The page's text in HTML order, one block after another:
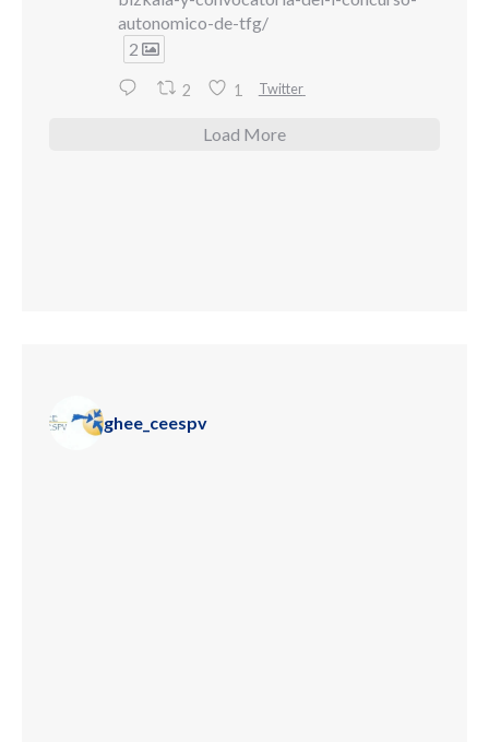
autonomico-de-tfg/
2
2 1 Twitter
Load More
ghee_ceespv